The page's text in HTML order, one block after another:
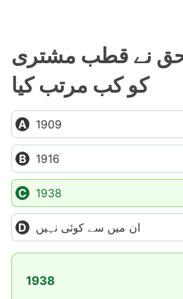
نے قطب مشتری
کو کب مرتب کیا
1909
1916
1938
ان میں سے کوئی نہیں
1938